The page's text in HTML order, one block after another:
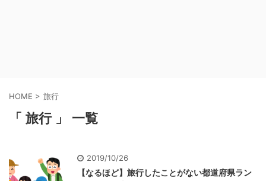
HOME > 旅行
「 旅行 」 一覧
2019/10/26
【なるほど】旅行したことがない都道府県ラン